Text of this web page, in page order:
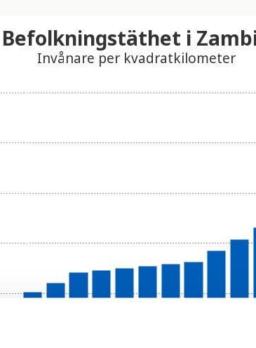
Befolkningstäthet i
Invånare per kvadratkilometer